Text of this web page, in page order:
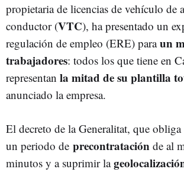
propietaria de licencias de vehículo de
conductor (VTC), ha presentado un
regulación de empleo (ERE) paraun
trabajadores: todos los que tiene en
representan la mitad de su plantilla
anunciado la empresa.
El decreto de la Generalitat, que
un periodo de precontratación de al
minutos y a suprimir la